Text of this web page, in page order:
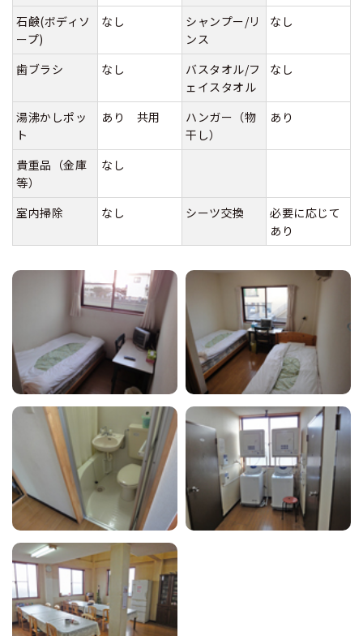
石鹸(ボディソ
ープ)
なし
シャンプー/リ
ンス
なし
歯ブラシ なし
バスタオル/フ
ェイスタオル
なし
湯沸かしポッ
ト
あり 共用
ハンガー（物
干し）
あり
貴重品（金庫
等）
なし
室内掃除 なし シーツ交換
必要に応じて
あり